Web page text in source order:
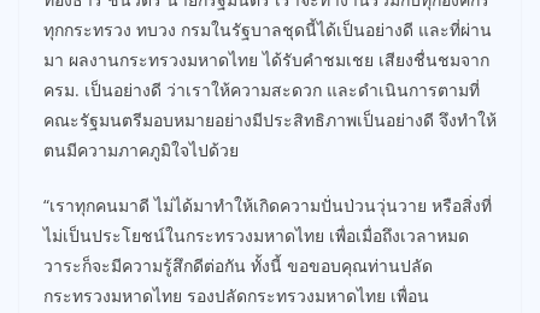
ทุกกระทรวง ทบวง กรมในรัฐบาลชุดนี้ได้เป็นอย่างดี และที่ผ่าน
มา ผลงานกระทรวงมหาดไทย ได้รับคำชมเชย เสียงชื่นชมจาก
ครม. เป็นอย่างดี ว่าเราให้ความสะดวก และดำเนินการตามที่
คณะรัฐมนตรีมอบหมายอย่างมีประสิทธิภาพเป็นอย่างดี จึงทำให้
ตนมีความภาคภูมิใจไปด้วย
“เราทุกคนมาดี ไม่ได้มาทำให้เกิดความปั่นป่วนวุ่นวาย หรือสิ่งที่
ไม่เป็นประโยชน์ในกระทรวงมหาดไทย เพื่อเมื่อถึงเวลาหมด
วาระก็จะมีความรู้สึกดีต่อกัน ทั้งนี้ ขอขอบคุณท่านปลัด
กระทรวงมหาดไทย รองปลัดกระทรวงมหาดไทย เพื่อน